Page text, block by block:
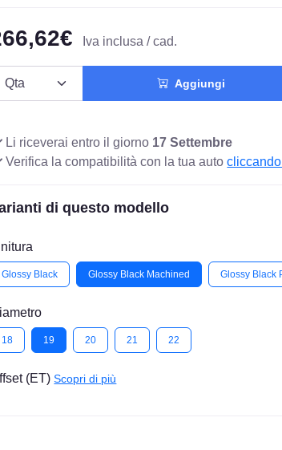
Iva inclusa / cad.
Aggiungi
Li riceverai entro il giorno 17 Settembre
Verifica la compatibilità con la tua auto
di questo modello
Glossy Black Glossy Black Machined Glossy Black
18 19 20 21 22
(ET)Scopri di più